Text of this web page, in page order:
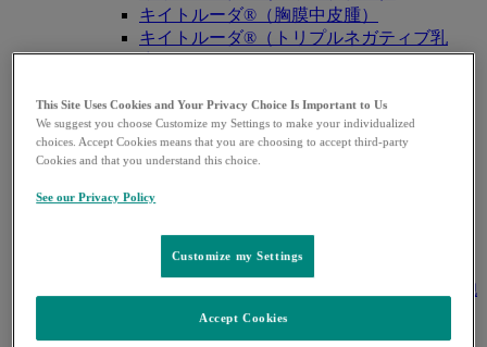
キイトルーダ®（胸膜中皮腫）
キイトルーダ®（トリプルネガティブ乳
癌）
キイトルーダ®（胆道癌）
キイトルーダ®（腎細胞癌）
キイトルーダ®（尿路上皮癌）
キイトルーダ®（子宮頸癌）
腫）
キイトルーダ®（原発性縦隔大細胞型B細胞
リンパ腫（PMBCL））
This Site Uses Cookies and Your Privacy Choice Is Important to Us
We suggest you choose Customize my Settings to make your individualized
choices. Accept Cookies means that you are choosing to accept third-party
Cookies and that you understand this choice.
See our Privacy Policy
Customize my Settings
Accept Cookies